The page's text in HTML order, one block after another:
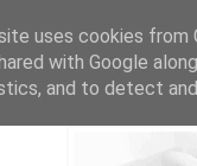
uses cookies from
with Google
and to detect and